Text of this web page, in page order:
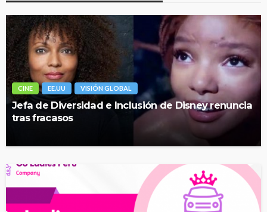
CINE EE.UU VISIÓN GLOBAL
Jefa de Diversidad e Inclusión de Disney renuncia
tras fracasos